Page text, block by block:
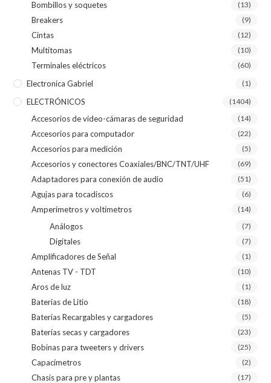
Bombillos y soquetes (13)
Breakers (9)
Cintas (12)
Multitomas (10)
Terminales eléctricos (60)
Electronica Gabriel (1)
ELECTRÓNICOS (1404)
Accesorios de video-cámaras de seguridad (14)
Accesorios para computador (22)
Accesorios para medición (5)
Accesorios y conectores Coaxiales/BNC/TNT/UHF (69)
Adaptadores para conexión de audio (51)
Agujas para tocadiscos (6)
Amperímetros y voltímetros (14)
Análogos (7)
Digitales (7)
Amplificadores de Señal (1)
Antenas TV - TDT (10)
Aros de luz (1)
Baterías de Litio (18)
Baterías Recargables y cargadores (5)
Baterías secas y cargadores (23)
Bobinas para tweeters y drivers (25)
Capacímetros (2)
Chasis para pre y plantas (17)